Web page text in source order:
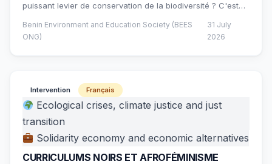
puissant levier de conservation de la biodiversité ? C'est…
Benin Environment and Education Society (BEES
ONG)
31 July
2026
Intervention Français
Ecological crises, climate justice and just
transition
Solidarity economy and economic alternatives
CURRICULUMS NOIRS ET AFROFÉMINISME